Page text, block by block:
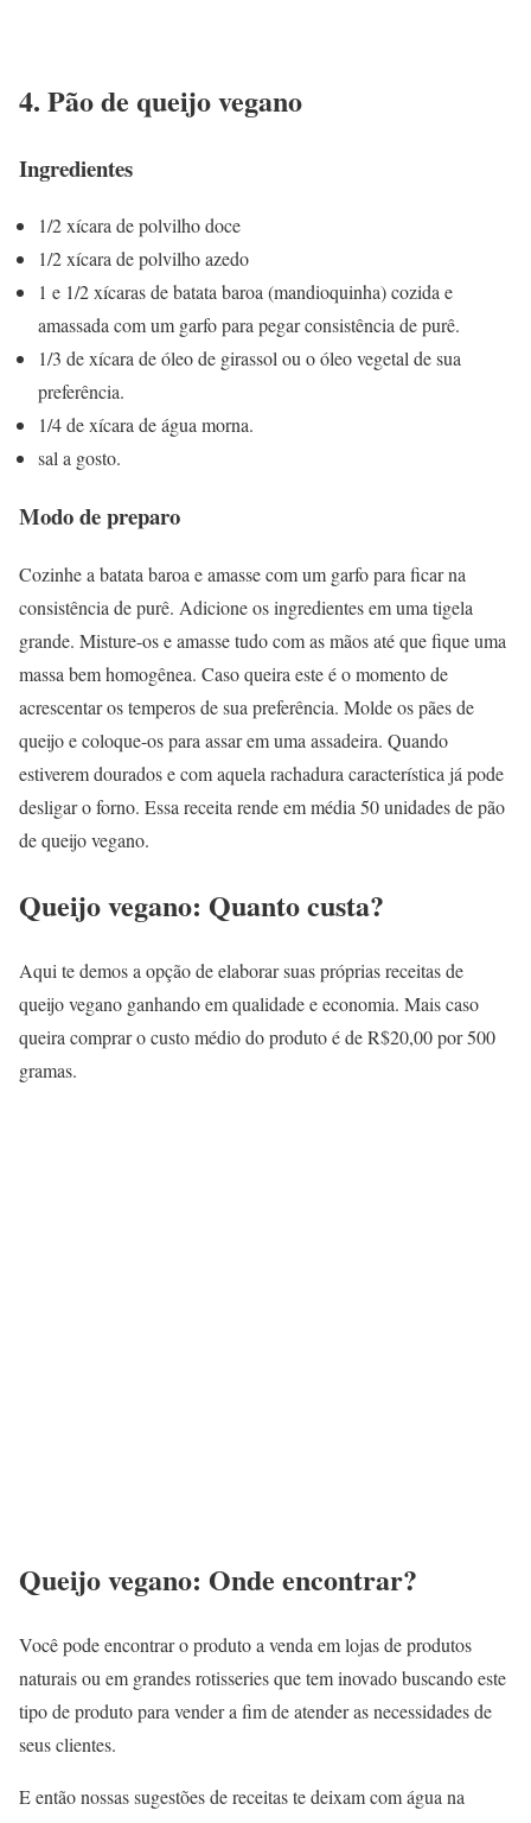
4. Pão de queijo vegano
Ingredientes
1/2 xícara de polvilho doce
1/2 xícara de polvilho azedo
1 e 1/2 xícaras de batata baroa (mandioquinha) cozida e
amassada com um garfo para pegar consistência de purê.
1/3 de xícara de óleo de girassol ou o óleo vegetal de sua
preferência.
1/4 de xícara de água morna.
sal a gosto.
Modo de preparo
Cozinhe a batata baroa e amasse com um garfo para ficar na
consistência de purê. Adicione os ingredientes em uma tigela
grande. Misture-os e amasse tudo com as mãos até que fique uma
massa bem homogênea. Caso queira este é o momento de
acrescentar os temperos de sua preferência. Molde os pães de
queijo e coloque-os para assar em uma assadeira. Quando
estiverem dourados e com aquela rachadura característica já pode
desligar o forno. Essa receita rende em média 50 unidades de pão
de queijo vegano.
Queijo vegano: Quanto custa?
Aqui te demos a opção de elaborar suas próprias receitas de
queijo vegano ganhando em qualidade e economia. Mais caso
queira comprar o custo médio do produto é de R$20,00 por 500
gramas.
Queijo vegano: Onde encontrar?
Você pode encontrar o produto a venda em lojas de produtos
naturais ou em grandes rotisseries que tem inovado buscando este
tipo de produto para vender a fim de atender as necessidades de
seus clientes.
E então nossas sugestões de receitas te deixam com água na